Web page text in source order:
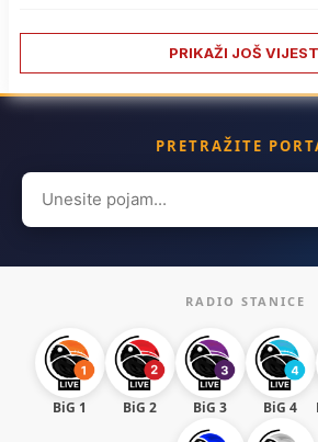
PRIKAŽI JOŠ
PRETRAŽITE
Search
for:
RADIO STANICE
BiG 1 BiG 2 BiG 3 BiG 4